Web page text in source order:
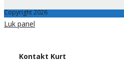
Copyright 2026
Luk panel
Kontakt Kurt